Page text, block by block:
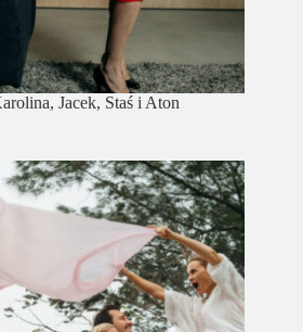
Jacek, Staś i Aton